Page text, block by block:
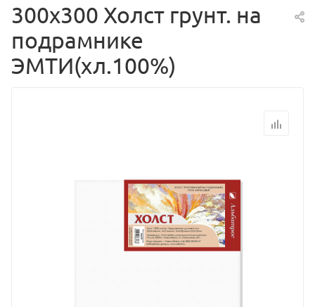
300х300 Холст грунт. на
подрамнике
ЭМТИ(хл.100%)